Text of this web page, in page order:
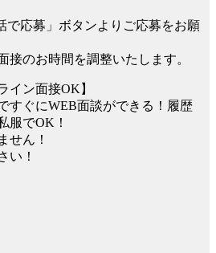
で応募」ボタンよりご応募をお願
接のお時間を調整いたします。
イン面接OK】
すぐにWEB面談ができる！履歴
服でOK！
せん！
い！